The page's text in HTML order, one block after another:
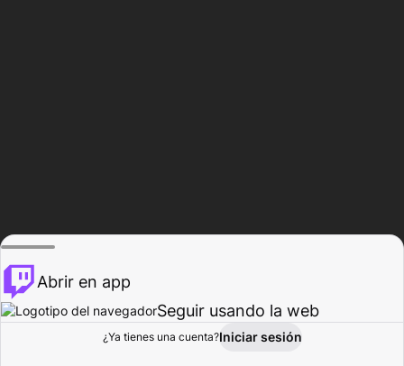
Explorar Actividad
Abrir en app
Seguir usando la web
¿Ya tienes una cuenta?Iniciar sesión